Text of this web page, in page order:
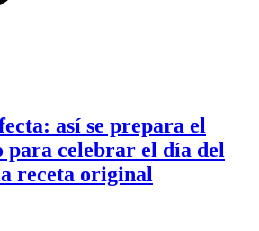
así se prepara el
celebrar el día del
receta original